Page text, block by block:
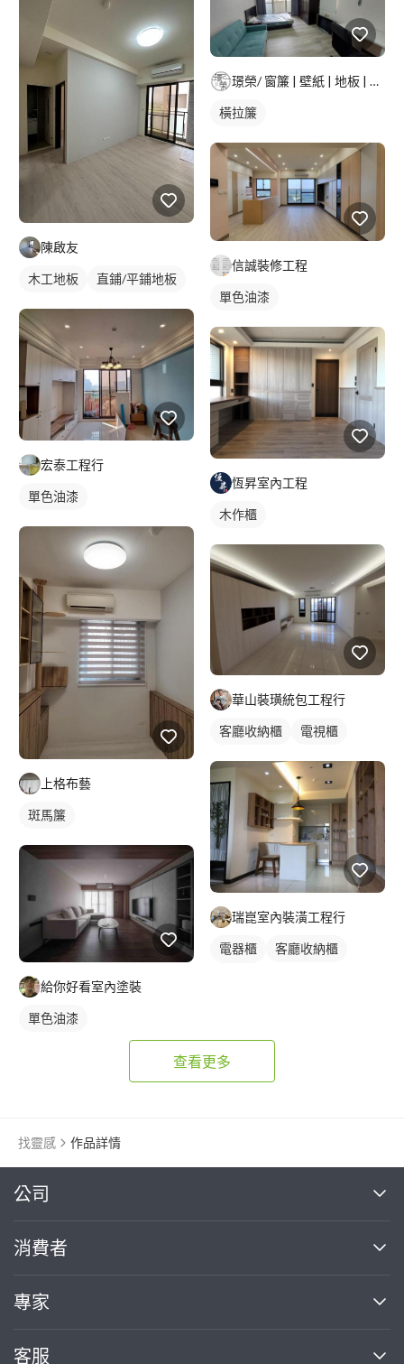
陳啟友
木工地板 直鋪/平鋪地板
宏泰工程行
單色油漆
上格布藝
斑馬簾
給你好看室內塗裝
單色油漆
璟榮/ 窗簾 | 壁紙 | 地板 | 建築貼膜 |
橫拉簾
信誠裝修工程
單色油漆
恆昇室內工程
木作櫃
華山裝璜統包工程行
客廳收納櫃 電視櫃
瑞崑室內裝潢工程行
電器櫃
客廳收納櫃
查看更多
找靈感 作品詳情
公司
關於我們
部落格
加入我們
消費者
買服務
專家
案件中心
客服
繼續完成